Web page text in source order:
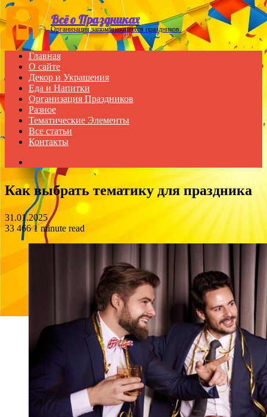
Menu
Всё о Праздниках
Организация запоминающихся праздников.
Главная
О сайте
Декор и Украшения
Еда и Напитки
Организация Праздников
Разное
Тематические Элементы
Все статьи
Контакты
for
Как выбрать тематику для праздника
31.01.2025
33 4661 minute read